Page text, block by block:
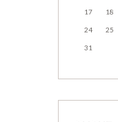
17 18
24 25
31